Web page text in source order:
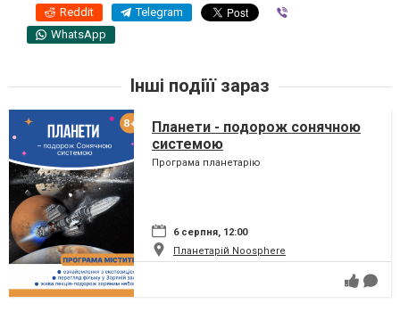
Reddit Telegram
WhatsApp
Інші подіїї зараз
Планети - подорож сонячною
системою
Програма планетарію
6 серпня, 12:00
Планетарій Noosphere